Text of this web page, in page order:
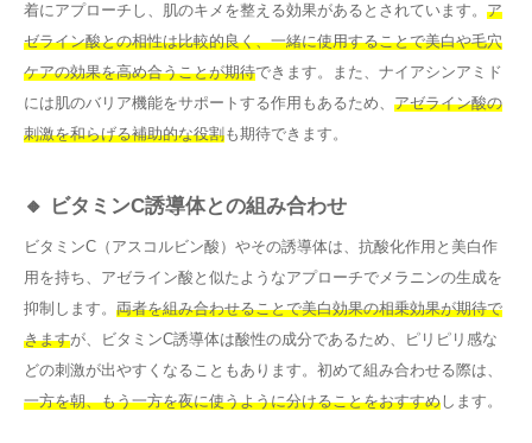
着にアプローチし、肌のキメを整える効果があるとされています。 ア
ゼライン酸との相性は比較的良く、一緒に使用することで美白や毛穴
ケアの効果を高め合うことが期待できます。また、ナイアシンアミド
には肌のバリア機能をサポートする作用もあるため、 アゼライン酸の
刺激を和らげる補助的な役割も期待できます。
🔸 ビタミンC誘導体との組み合わせ
ビタミンC（アスコルビン酸）やその誘導体は、抗酸化作用と美白作
用を持ち、アゼライン酸と似たようなアプローチでメラニンの生成を
抑制します。 両者を組み合わせることで美白効果の相乗効果が期待で
きますが、ビタミンC誘導体は酸性の成分であるため、ピリピリ感な
どの刺激が出やすくなることもあります。初めて組み合わせる際は、
一方を朝、もう一方を夜に使うように分けることをおすすめ します。